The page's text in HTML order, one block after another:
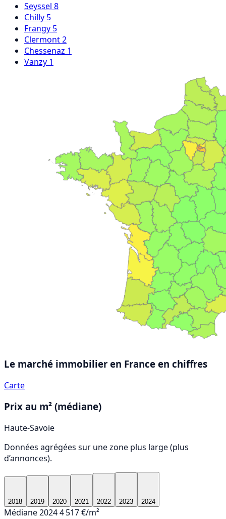
Seyssel 8
Chilly 5
Frangy 5
Clermont2
Chessenaz 1
Vanzy 1
Le marché immobilier en France en chiffres
Carte
Prix au m² (médiane)
Haute-Savoie
Données agrégées sur une zone plus large (plus
d’annonces).
2018 2019 2020 2021 2022 2023 2024
Médiane 20244 517 €/m²